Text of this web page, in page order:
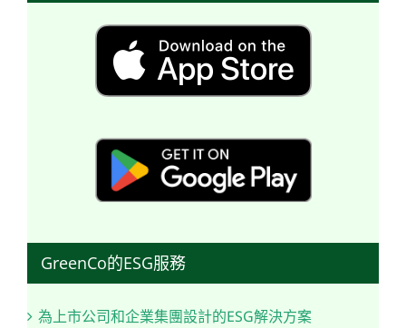
GreenCo的ESG服務
為上市公司和企業集團設計的ESG解決方案